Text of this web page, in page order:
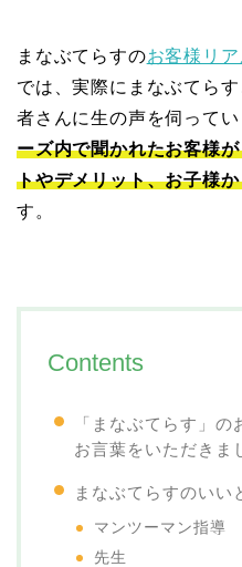
まなぶてらすのお客様リ
では、実際にまなぶてら
者さんに生の声を伺ってい
ーズ内で聞かれたお客様
トやデメリット、お子様
す。
Contents
「まなぶてらす」
お言葉をいただきま
まなぶてらすのいい
マンツーマン指導
先生